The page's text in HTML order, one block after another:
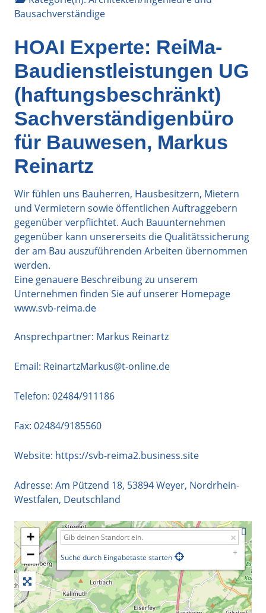
Bausachverständige
HOAI Experte: ReiMa-
Baudienstleistungen UG
(haftungsbeschränkt)
Sachverständigenbüro
für Bauwesen, Markus
Reinartz
Wir fühlen uns Bauherren, Hausbesitzern, Mietern
und Vermietern sowie öffentlichen Auftraggebern
gegenüber verpflichtet. Auch Bauunternehmen
gegenüber kann unsererseits die Qualitätssicherung
der am Bau auszuführenden Arbeiten übernommen
werden.
Eine genauere Beschreibung zu unserem
Unternehmen finden Sie auf unserer Homepage
www.svb-reima.de
Ansprechpartner: Markus Reinartz
Email: ReinartzMarkus@t-online.de
Telefon: 02484/911186
Fax: 02484/9185560
Website: https://svb-reima2.business.site
Adresse: Am Pützend 18, 53894Weyer, Nordrhein-
Westfalen, Deutschland
+
−
Suche durch Eingabetaste starten